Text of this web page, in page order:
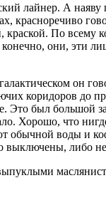
лайнер. А наяву
красноречиво
краской. По всему
конечно, они, эти
он
коридоров до
Это был большой
Хорошо, что
обычной воды и
выключены, либо